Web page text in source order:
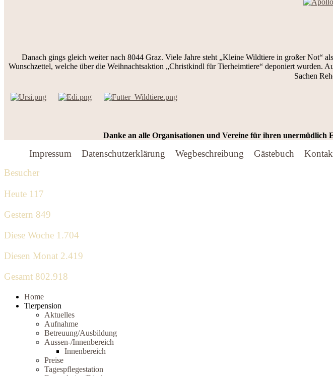
Danach gings gleich weiter nach 8044 Graz. Viele Jahre steht „Kleine Wildtiere in großer Not“
Wunschzettel, welche über die Weihnachtsaktion „Christkindl für Tierheimtiere“ deponiert
Sachen
Danke an alle Organisationen und Vereine für ihren unermüdlich
Impressum Datenschutzerklärung Wegbeschreibung Gästebuch
Besucher
Heute 117
Gestern 849
Diese Woche 1.704
Diesen Monat 2.419
Gesamt 802.918
Home
Tierpension
Aktuelles
Aufnahme
Betreuung/Ausbildung
Aussen-/Innenbereich
Innenbereich
Preise
Tagespflegestation